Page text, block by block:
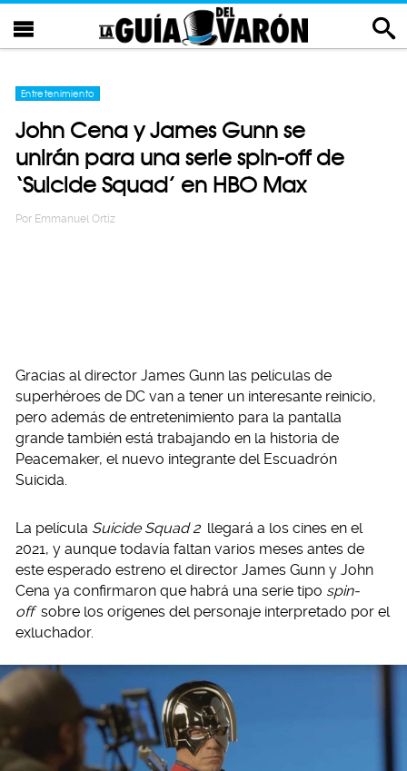
Entretenimiento
John Cena y James Gunn se
unirán para una serie spin-off de
‘Suicide Squad’ en HBO Max
Por Emmanuel Ortiz
Gracias al director James Gunn las películas de
superhéroes de DC van a tener un interesante reinicio,
pero además de entretenimiento para la pantalla
grande también está trabajando en la historia de
Peacemaker, el nuevo integrante del Escuadrón
Suicida.
La película Suicide Squad 2 llegará a los cines en el
2021, y aunque todavía faltan varios meses antes de
este esperado estreno el director James Gunn y John
Cena ya confirmaron que habrá una serie tipo spin-
off sobre los orígenes del personaje interpretado por el
exluchador.